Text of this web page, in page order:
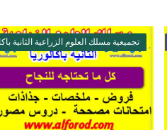
تجميعية مسلك العلوم الزراعية الثانية